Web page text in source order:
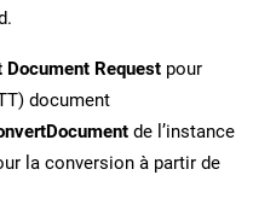
Document Request pour
document
de l’instance
la conversion à partir de